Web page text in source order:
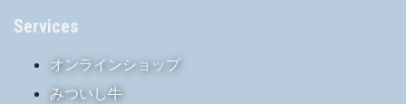
Services
オンラインショップ
みついし牛